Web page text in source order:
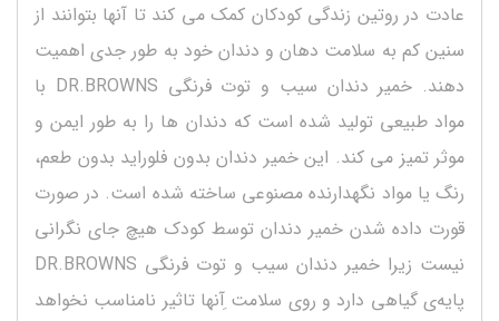
عادت در روتین زندگی کودکان کمک می کند تا آنها بتوانند از
سنین کم به سلامت دهان و دندان خود به طور جدی اهمیت
دهند. خمیر دندان سیب و توت فرنگی DR.BROWNS با
مواد طبیعی تولید شده است که دندان ها را به طور ایمن و
موثر تمیز می کند. این خمیر دندان بدون فلوراید بدون طعم،
رنگ یا مواد نگهدارنده مصنوعی ساخته شده است. در صورت
قورت داده شدن خمیر دندان توسط کودک هیچ جای نگرانی
نیست زیرا خمیر دندان سیب و توت فرنگی DR.BROWNS
پایه‌ی گیاهی دارد و روی سلامت ِآنها تاثیر نامناسب نخواهد